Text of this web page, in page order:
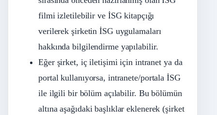
filmi izletilebilir ve İSG kitapçığı
verilerek şirketin İSG uygulamaları
hakkında bilgilendirme yapılabilir.
Eğer şirket, iç iletişimi için intranet ya da
portal kullanıyorsa, intranete/portala İSG
ile ilgili bir bölüm açılabilir. Bu bölümün
altına aşağıdaki başlıklar eklenerek (şirket